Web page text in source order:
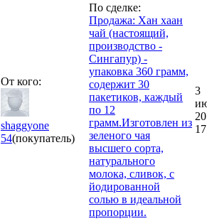
От кого:
shaggyone
54(покупатель)
По сделке:
Продажа: Хан хаан
чай (настоящий,
производство -
Сингапур) -
упаковка 360 грамм,
содержит 30
пакетиков, каждый
по 12
грамм.Изготовлен из
зеленого чая
высшего сорта,
натурального
молока, сливок, с
йодированной
солью в идеальной
пропорции.
3